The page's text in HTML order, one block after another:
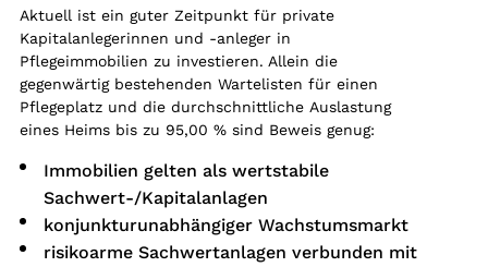
Aktuell ist ein guter Zeitpunkt für private
Kapitalanlegerinnen und -anleger in
Pflegeimmobilien zu investieren. Allein die
gegenwärtig bestehenden Wartelisten für einen
Pflegeplatz und die durchschnittliche Auslastung
eines Heims bis zu 95,00 % sind Beweis genug:
Immobilien gelten als wertstabile
Sachwert-/Kapitalanlagen
konjunkturunabhängiger Wachstumsmarkt
risikoarme Sachwertanlagen verbunden mit